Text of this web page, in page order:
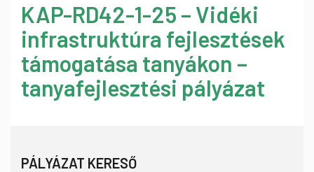
KAP-RD42-1-25 – Vidéki
infrastruktúra fejlesztések
támogatása tanyákon –
tanyafejlesztési pályázat
PÁLYÁZAT KERESŐ